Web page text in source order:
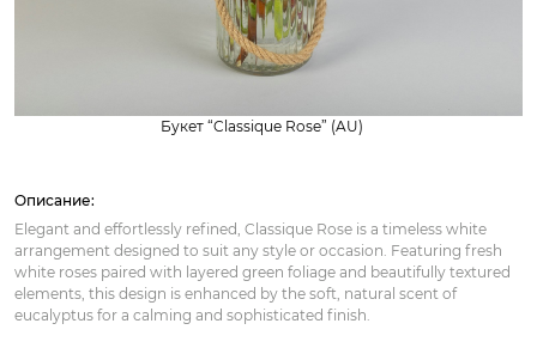
Букет “Classique Rose” (AU)
Описание:
Elegant and effortlessly refined, Classique Rose is a timeless white
arrangement designed to suit any style or occasion. Featuring fresh
white roses paired with layered green foliage and beautifully textured
elements, this design is enhanced by the soft, natural scent of
eucalyptus for a calming and sophisticated finish.